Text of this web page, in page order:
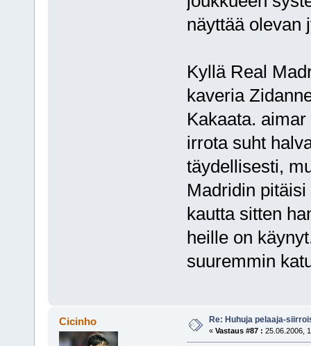
näyttää olevan
Kyllä Real
kaveria
Kakaata.
irrota suht
täydellisesti,
Madridin
kautta sitten
heille on
suuremmin
Cicinho Re: Huhuja pelaaja-
« Vastaus #87 : 25.06.2006,